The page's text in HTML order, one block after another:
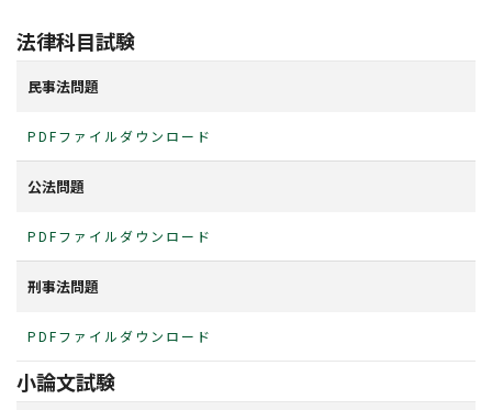
法律科目試験
民事法問題
PDFファイルダウンロード
公法問題
PDFファイルダウンロード
刑事法問題
PDFファイルダウンロード
小論文試験